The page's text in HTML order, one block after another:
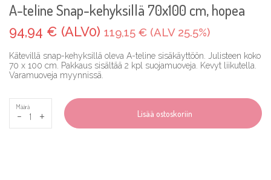
A-teline Snap-kehyksillä 70x100 cm, hopea
94,94 € (ALV0) 119,15 € (ALV 25.5%)
Kätevillä snap-kehyksillä oleva A-teline sisäkäyttöön. Julisteen koko
70 x 100 cm. Pakkaus sisältää 2 kpl suojamuoveja. Kevyt liikutella.
Varamuoveja myynnissä.
Määrä
- + Lisää ostoskoriin